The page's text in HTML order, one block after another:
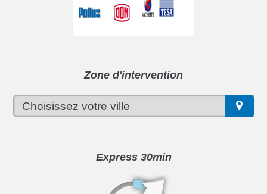
Zone d'intervention
Express 30min